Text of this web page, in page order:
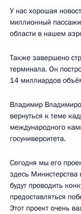
У нас хорошая
миллионный
области в нашем
Также завершено
терминала. Он
14 миллиардов
Владимир
вернуться к теме
международного
госуниверситета.
Сегодня мы его
здесь
будут проводить
предоставляться
Этот проект очень